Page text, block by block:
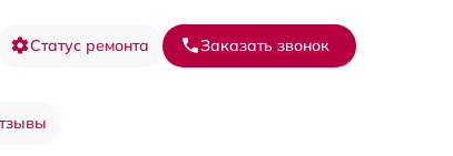
Статус ремонта Заказать звонок